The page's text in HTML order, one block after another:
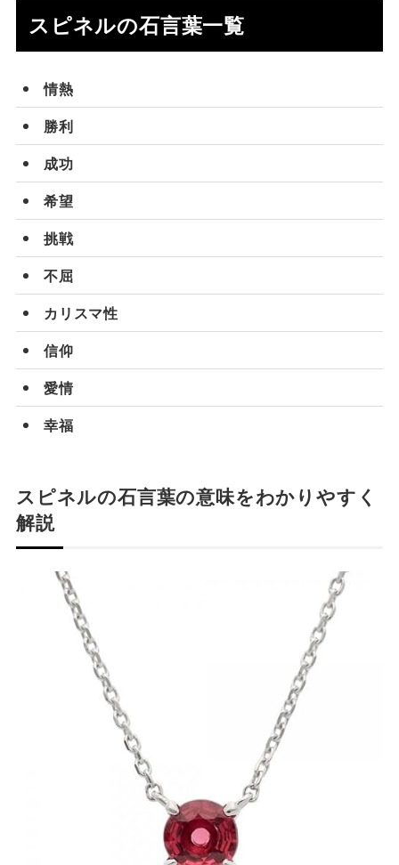
スピネルの石言葉一覧
情熱
勝利
成功
希望
挑戦
不屈
カリスマ性
信仰
愛情
幸福
スピネルの石言葉の意味をわかりやすく
解説